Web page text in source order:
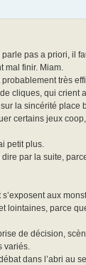
pas a priori, il
mal finir. Miam.
très
cliques, qui
la sincérité place
certains jeux
petit plus.
par la suite,
aux
lointaines, parce
de décision,
variés.
dans l’abri au